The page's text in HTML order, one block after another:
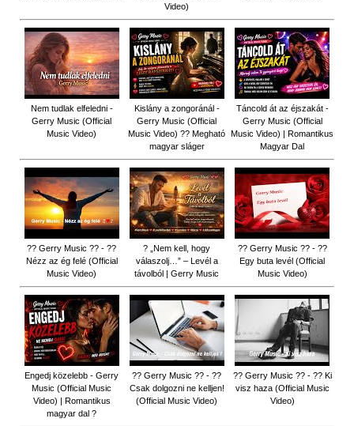
Video)
Nem tudlak elfeledni -
Gerry Music (Official
Music Video)
Kislány a zongoránál -
Gerry Music (Official
Music Video) ?? Megható
magyar sláger
Táncold át az éjszakát -
Gerry Music (Official
Music Video) | Romantikus
Magyar Dal
?? Gerry Music ?? - ??
Nézz az ég felé (Official
Music Video)
? „Nem kell, hogy
válaszolj…” – Levél a
távolból | Gerry Music
?? Gerry Music ?? - ??
Egy buta levél (Official
Music Video)
Engedj közelebb - Gerry
Music (Official Music
Video) | Romantikus
magyar dal ?
?? Gerry Music ?? - ??
Csak dolgozni ne kelljen!
(Official Music Video)
?? Gerry Music ?? - ?? Ki
visz haza (Official Music
Video)